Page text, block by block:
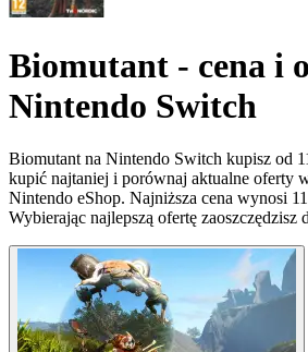
Biomutant - cena i
Nintendo Switch
Biomutant na Nintendo Switch kupisz od
kupić najtaniej i porównaj aktualne oferty
Nintendo eShop. Najniższa cena wynosi
Wybierając najlepszą ofertę zaoszczędzisz